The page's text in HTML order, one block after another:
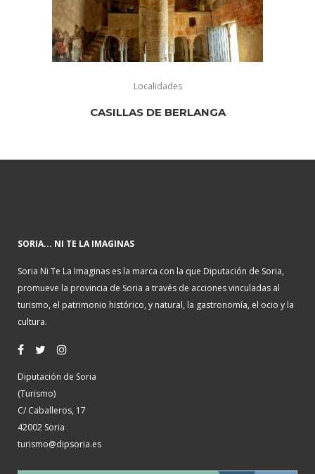
Localidades
CASILLAS DE BERLANGA
SORIA... NI TE LA IMAGINAS
Soria Ni Te La Imaginas es la marca con la que Diputación de Soria,
promueve la provincia de Soria a través de acciones vinculadas al
turismo, el patrimonio histórico, y natural, la gastronomía, el ocio y la
cultura.
Diputación de Soria
(Turismo)
C/ Caballeros, 17
42002 Soria
turismo@dipsoria.es